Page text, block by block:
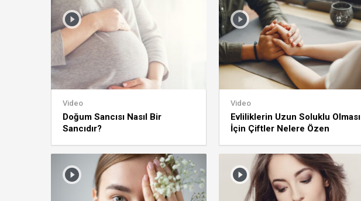
Video
Doğum Sancısı Nasıl Bir
Sancıdır?
Video
Evliliklerin Uzun Soluklu Olması
İçin Çiftler Nelere Özen